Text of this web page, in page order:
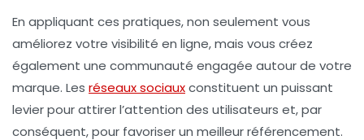
En appliquant ces pratiques, non seulement vous
améliorez votre visibilité en ligne, mais vous créez
également une communauté engagée autour de votre
marque. Les réseaux sociauxconstituent un puissant
levier pour attirer l’attention des utilisateurs et, par
conséquent, pour favoriser un meilleurréférencement.